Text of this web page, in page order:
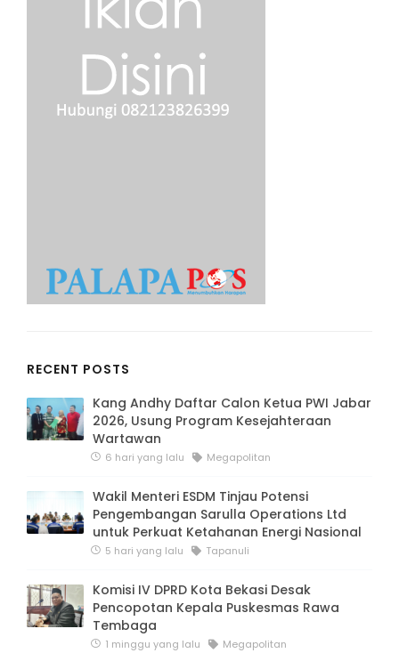
RECENT POSTS
Kang Andhy Daftar Calon Ketua PWI Jabar
2026, Usung Program Kesejahteraan
Wartawan
6 hari yang lalu Megapolitan
Wakil Menteri ESDM Tinjau Potensi
Pengembangan Sarulla Operations Ltd
untuk Perkuat Ketahanan Energi Nasional
5 hari yang lalu Tapanuli
Komisi IV DPRD Kota Bekasi Desak
Pencopotan Kepala Puskesmas Rawa
Tembaga
1 minggu yang lalu Megapolitan